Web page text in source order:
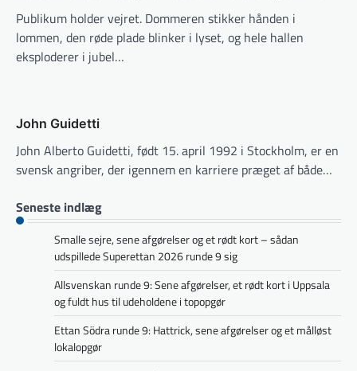
Publikum holder vejret. Dommeren stikker hånden i
lommen, den røde plade blinker i lyset, og hele hallen
eksploderer i jubel…
John Guidetti
John Alberto Guidetti, født 15. april 1992 i Stockholm, er en
svensk angriber, der igennem en karriere præget af både…
Seneste indlæg
Smalle sejre, sene afgørelser og et rødt kort – sådan
udspillede Superettan 2026 runde 9 sig
Allsvenskan runde 9: Sene afgørelser, et rødt kort i Uppsala
og fuldt hus til udeholdene i topopgør
Ettan Södra runde 9: Hattrick, sene afgørelser og et målløst
lokalopgør